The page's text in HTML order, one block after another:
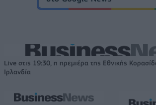
Live στις 19:30, η πρεμιέρα της Εθνικής
Ιρλανδία